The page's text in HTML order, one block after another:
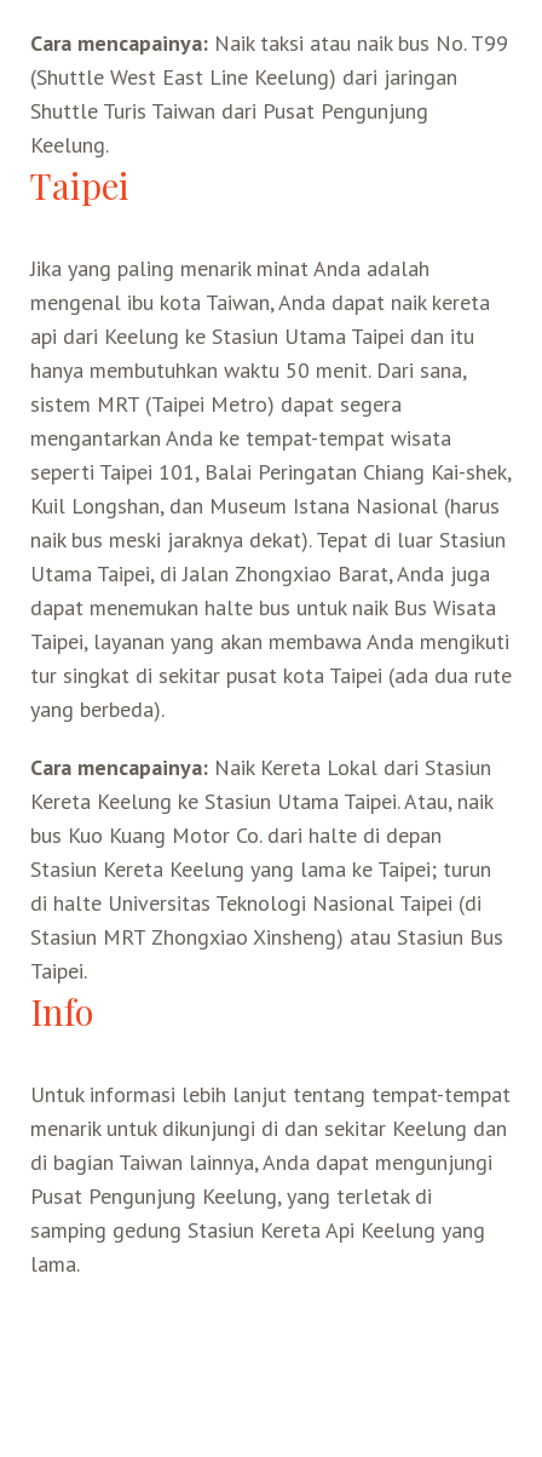
Cara mencapainya:Naik taksi atau naik bus No. T99
(Shuttle West East Line Keelung) dari jaringan
Shuttle Turis Taiwan dari Pusat Pengunjung
Keelung.
Taipei
Jika yang paling menarik minat Anda adalah
mengenal ibu kota Taiwan, Anda dapat naik kereta
api dari Keelung ke Stasiun Utama Taipei dan itu
hanya membutuhkan waktu 50 menit. Dari sana,
sistem MRT (Taipei Metro) dapat segera
mengantarkan Anda ke tempat-tempat wisata
seperti Taipei 101, Balai Peringatan Chiang Kai-shek,
Kuil Longshan, dan Museum Istana Nasional (harus
naik bus meski jaraknya dekat). Tepat di luar Stasiun
Utama Taipei, di Jalan Zhongxiao Barat, Anda juga
dapat menemukan halte bus untuk naik Bus Wisata
Taipei, layanan yang akan membawa Anda mengikuti
tur singkat di sekitar pusat kota Taipei (ada dua rute
yang berbeda).
Cara mencapainya:Naik Kereta Lokal dari Stasiun
Kereta Keelung ke Stasiun Utama Taipei. Atau, naik
bus Kuo Kuang Motor Co. dari halte di depan
Stasiun Kereta Keelung yang lama ke Taipei; turun
di halte Universitas Teknologi Nasional Taipei (di
Stasiun MRT Zhongxiao Xinsheng) atau Stasiun Bus
Taipei.
Info
Untuk informasi lebih lanjut tentang tempat-tempat
menarik untuk dikunjungi di dan sekitar Keelung dan
di bagian Taiwan lainnya, Anda dapat mengunjungi
Pusat Pengunjung Keelung, yang terletak di
samping gedung Stasiun Kereta Api Keelung yang
lama.